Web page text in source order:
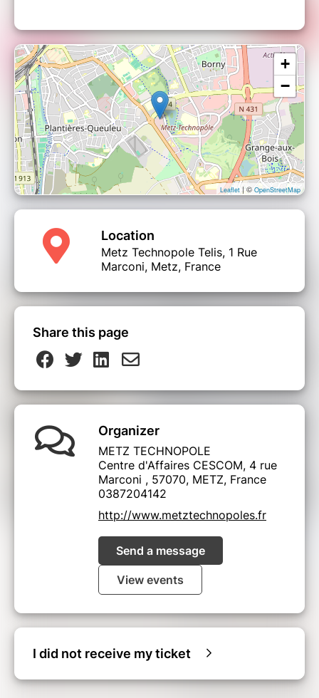
*Pour toute inscription après 16h le 16/09/2025, nous vous
informons que nous risquons de ne pas être en mesure de vous
remettre un badge.
+
−
Leaflet | © OpenStreetMap
Location
Metz Technopole Telis, 1 Rue
Marconi, Metz, France
Share this page
Organizer
METZ TECHNOPOLE
Centre d'Affaires CESCOM, 4 rue
Marconi , 57070, METZ, France
0387204142
http://www.metztechnopoles.fr
Send a message
View events
I did not receive my ticket